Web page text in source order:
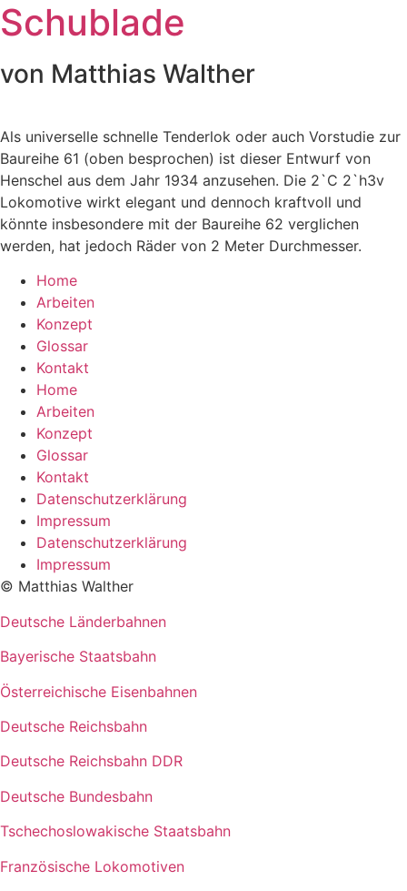
Schublade
von Matthias Walther
Als universelle schnelle Tenderlok oder auch Vorstudie zur
Baureihe 61 (oben besprochen) ist dieser Entwurf von
Henschel aus dem Jahr 1934 anzusehen. Die 2`C 2`h3v
Lokomotive wirkt elegant und dennoch kraftvoll und
könnte insbesondere mit der Baureihe 62 verglichen
werden, hat jedoch Räder von 2 Meter Durchmesser.
Home
Arbeiten
Konzept
Glossar
Kontakt
Home
Arbeiten
Konzept
Glossar
Kontakt
Datenschutzerklärung
Impressum
Datenschutzerklärung
Impressum
© Matthias Walther
Deutsche Länderbahnen
Bayerische Staatsbahn
Österreichische Eisenbahnen
Deutsche Reichsbahn
Deutsche Reichsbahn DDR
Deutsche Bundesbahn
Tschechoslowakische Staatsbahn
Französische Lokomotiven